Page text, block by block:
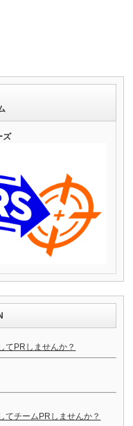
ズ
てPRしませんか？
てチームPRしませんか？